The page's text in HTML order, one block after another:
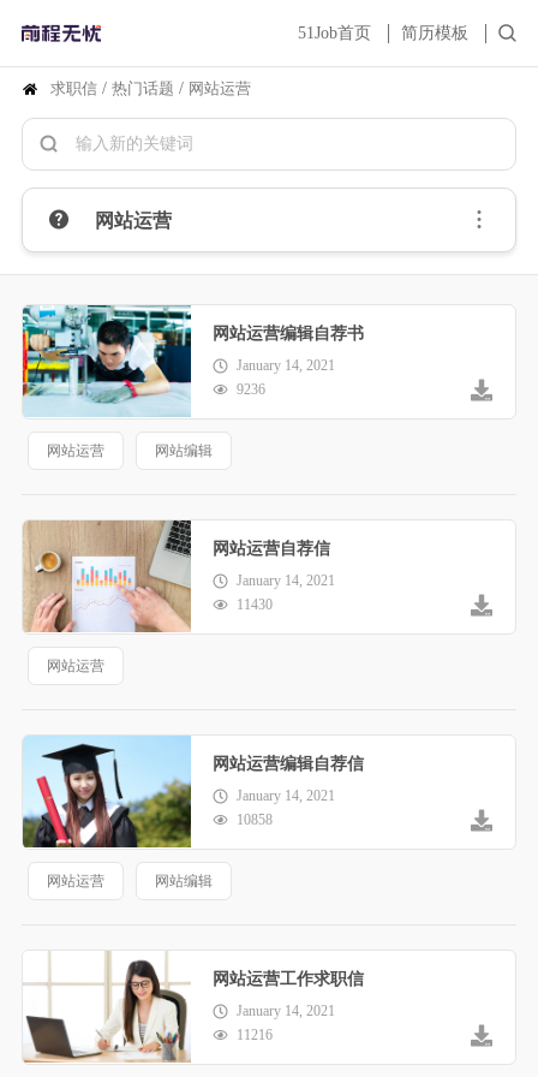
51Job首页 简历模板
求职信 / 热门话题 / 网站运营
网站运营
网站运营编辑自荐书
January 14, 2021
9236
网站运营 网站编辑
网站运营自荐信
January 14, 2021
11430
网站运营
网站运营编辑自荐信
January 14, 2021
10858
网站运营 网站编辑
网站运营工作求职信
January 14, 2021
11216